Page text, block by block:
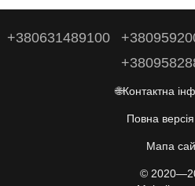
+380631489100
🌐Контактна
Повна
Мапа
©